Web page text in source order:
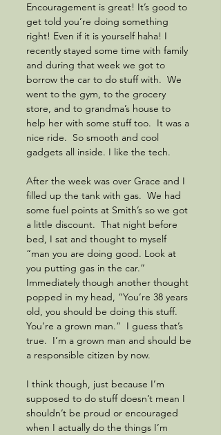
Encouragement is great! It’s good to
get told you’re doing something
right! Even if it is yourself haha! I
recently stayed some time with family
and during that week we got to
borrow the car to do stuff with.  We
went to the gym, to the grocery
store, and to grandma’s house to
help her with some stuff too.  It was a
nice ride.  So smooth and cool
gadgets all inside. I like the tech.
After the week was over Grace and I
filled up the tank with gas.  We had
some fuel points at Smith’s so we got
a little discount.  That night before
bed, I sat and thought to myself
“man you are doing good. Look at
you putting gas in the car.”
Immediately though another thought
popped in my head, “You’re 38 years
old, you should be doing this stuff.
You’re a grown man.”  I guess that’s
true.  I’m a grown man and should be
a responsible citizen by now.
I think though, just because I’m
supposed to do stuff doesn’t mean I
shouldn’t be proud or encouraged
when I actually do the things I’m